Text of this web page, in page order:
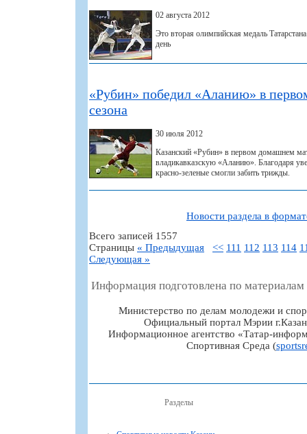
02 августа 2012
Это вторая олимпийская медаль
день
«Рубин» победил «Аланию» в
сезона
30 июля 2012
Казанский «Рубин» в первом домашнем
владикавказскую «Аланию». Благодаря
красно-зеленые смогли забить трижды.
Новости раздела в
Всего записей 1557
Страницы « Предыдущая << 111 112 113 114
Следующая »
Информация подготовлена по
Министерство по делам молодежи и
Официальный портал Мэрии
Информационное агентство «Татар-
Спортивная Среда (
Разделы